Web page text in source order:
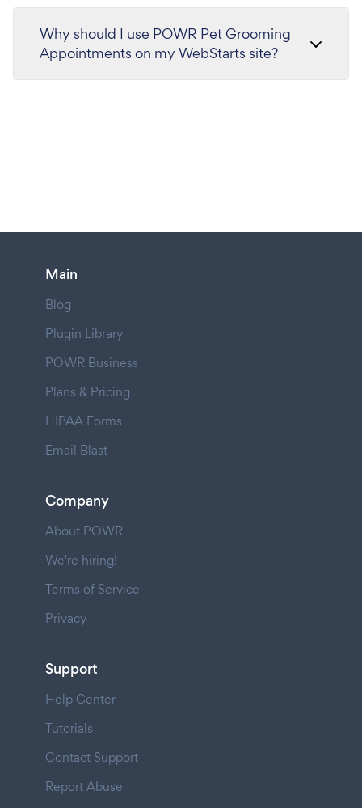
Why should I use POWR Pet Grooming
Appointments on my WebStarts site?
Main
Blog
Plugin Library
POWR Business
Plans & Pricing
HIPAA Forms
Email Blast
Company
About POWR
We're hiring!
Terms of Service
Privacy
Support
Help Center
Tutorials
Contact Support
Report Abuse